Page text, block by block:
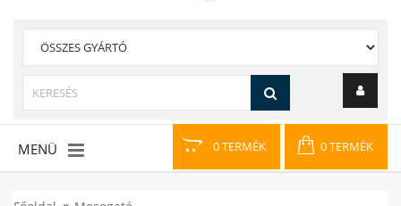
0 TERMÉK 0 TERMÉK
MENÜ